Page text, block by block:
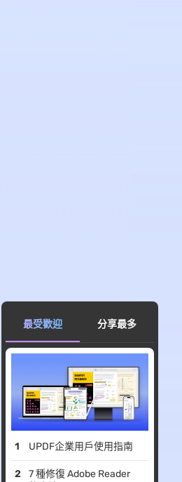
最受歡迎 分享最多
UPDF企業用戶使用指南
7 種修復 Adob​​e Reader